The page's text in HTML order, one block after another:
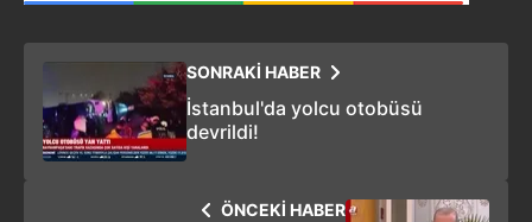
SONRAKİ HABER
İstanbul'da yolcu otobüsü
devrildi!
ÖNCEKİ HABER